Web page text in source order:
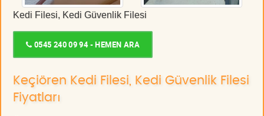
Kedi Filesi, Kedi Güvenlik Filesi
0545 240 09 94 - HEMEN ARA
Keçiören Kedi Filesi, Kedi Güvenlik Filesi
Fiyatları